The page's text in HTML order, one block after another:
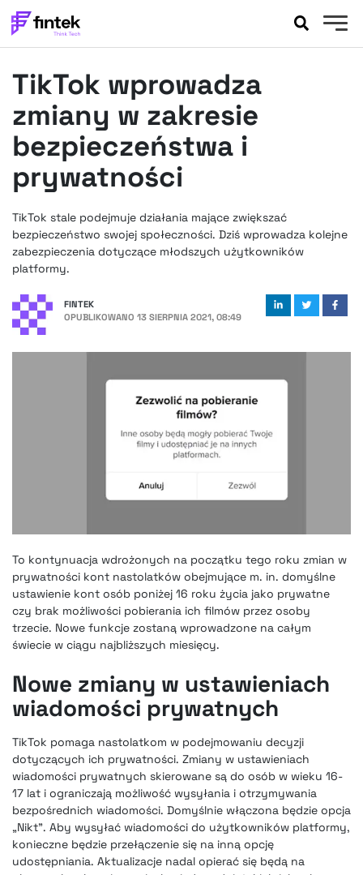
BANKOWOŚĆ
EVENTY
FELIETONY
WYWIADY
LEGAL
FINTEKEXTRA
OKIEM EKSPERTA
TikTok wprowadza
zmiany w zakresie
bezpieczeństwa i
prywatności
TikTok stale podejmuje działania mające zwiększać
bezpieczeństwo swojej społeczności. Dziś wprowadza kolejne
zabezpieczenia dotyczące młodszych użytkowników
platformy.
FINTEK
OPUBLIKOWANO 13 SIERPNIA 2021, 08:49
To kontynuacja wdrożonych na początku tego roku zmian w
prywatności kont nastolatków obejmujące m. in. domyślne
ustawienie kont osób poniżej 16 roku życia jako prywatne
czy brak możliwości pobierania ich filmów przez osoby
trzecie. Nowe funkcje zostaną wprowadzone na całym
świecie w ciągu najbliższych miesięcy.
Nowe zmiany w ustawieniach
wiadomości prywatnych
TikTok pomaga nastolatkom w podejmowaniu decyzji
dotyczących ich prywatności. Zmiany w ustawieniach
wiadomości prywatnych skierowane są do osób w wieku 16-
17 lat i ograniczają możliwość wysyłania i otrzymywania
bezpośrednich wiadomości. Domyślnie włączona będzie opcja
„Nikt”. Aby wysyłać wiadomości do użytkowników platformy,
konieczne będzie przełączenie się na inną opcję
udostępniania. Aktualizacje nadal opierać się będą na